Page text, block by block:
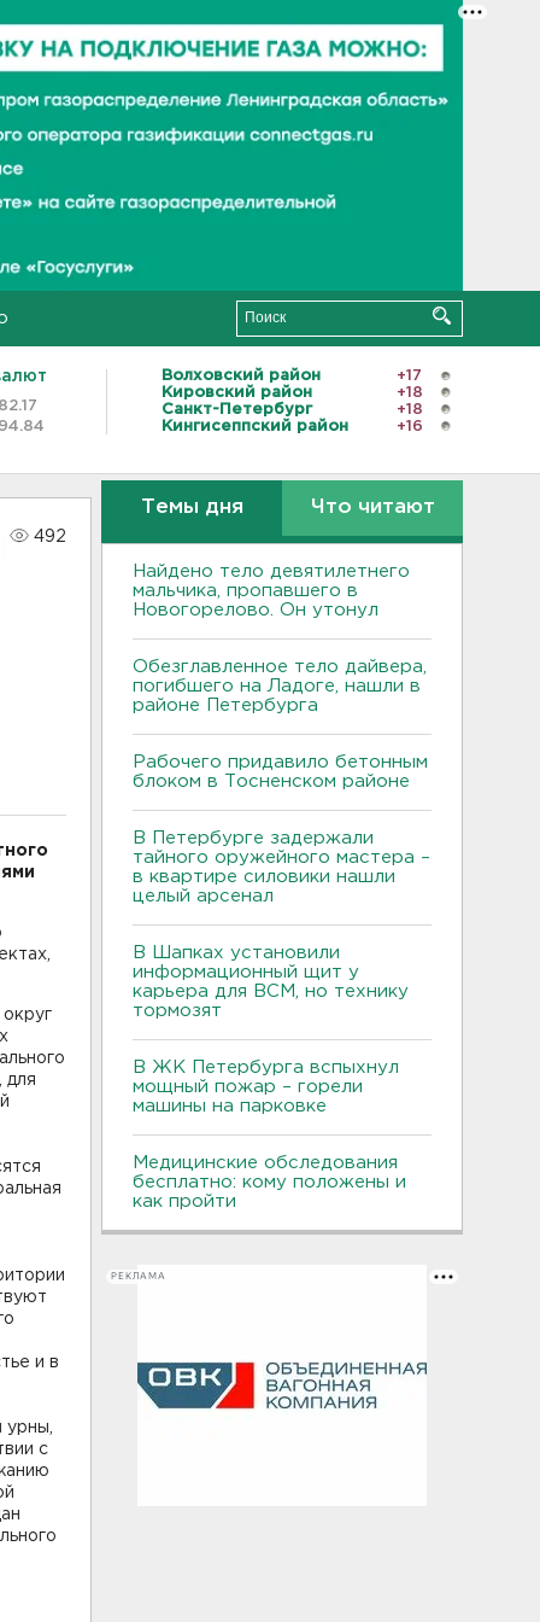
82.17
94.84
Волховский район
+17
Кировский район
+18
Санкт-Петербург
+18
Кингисеппский район
+16
492
для
и в
урны,
с
Темы дня Что читают
Найдено тело девятилетнего
мальчика, пропавшего в
Новогорелово. Он утонул
Обезглавленное тело дайвера,
погибшего на Ладоге, нашли в
районе Петербурга
Рабочего придавило бетонным
блоком в Тосненском районе
В Петербурге задержали
тайного оружейного мастера –
в квартире силовики нашли
целый арсенал
В Шапках установили
информационный щит у
карьера для ВСМ, но технику
тормозят
В ЖК Петербурга вспыхнул
мощный пожар – горели
машины на парковке
Медицинские обследования
бесплатно: кому положены и
как пройти
РЕКЛАМА